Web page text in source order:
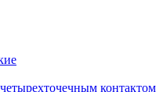
контактом